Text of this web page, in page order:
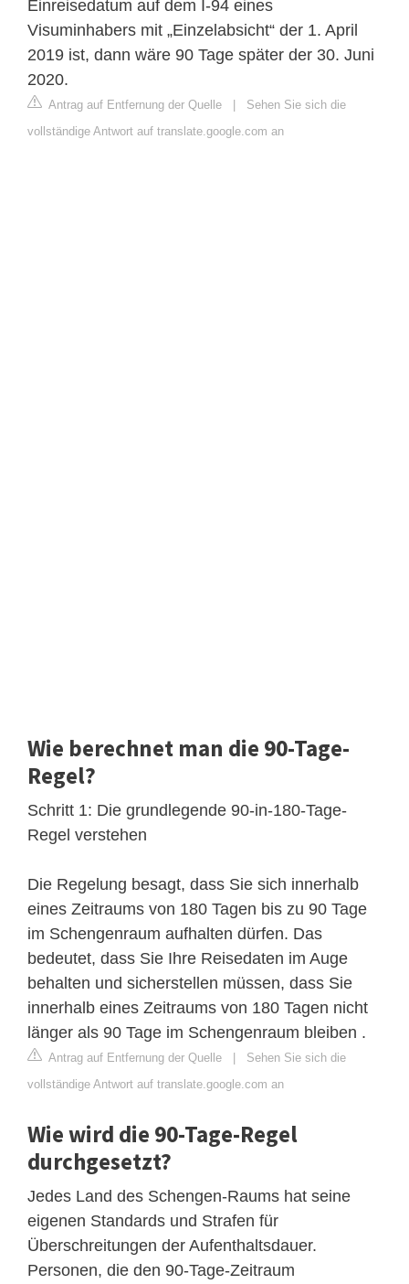
Einreisedatum auf dem I-94 eines
Visuminhabers mit „Einzelabsicht“ der 1. April
2019 ist, dann wäre 90 Tage später der 30. Juni
2020.
Antrag auf Entfernung der Quelle | Sehen Sie sich die
vollständige Antwort auf translate.google.com an
Wie berechnet man die 90-Tage-
Regel?
Schritt 1: Die grundlegende 90-in-180-Tage-
Regel verstehen
Die Regelung besagt, dass Sie sich innerhalb
eines Zeitraums von 180 Tagen bis zu 90 Tage
im Schengenraum aufhalten dürfen. Das
bedeutet, dass Sie Ihre Reisedaten im Auge
behalten und sicherstellen müssen, dass Sie
innerhalb eines Zeitraums von 180 Tagen nicht
länger als 90 Tage im Schengenraum bleiben .
Antrag auf Entfernung der Quelle | Sehen Sie sich die
vollständige Antwort auf translate.google.com an
Wie wird die 90-Tage-Regel
durchgesetzt?
Jedes Land des Schengen-Raums hat seine
eigenen Standards und Strafen für
Überschreitungen der Aufenthaltsdauer.
Personen, die den 90-Tage-Zeitraum